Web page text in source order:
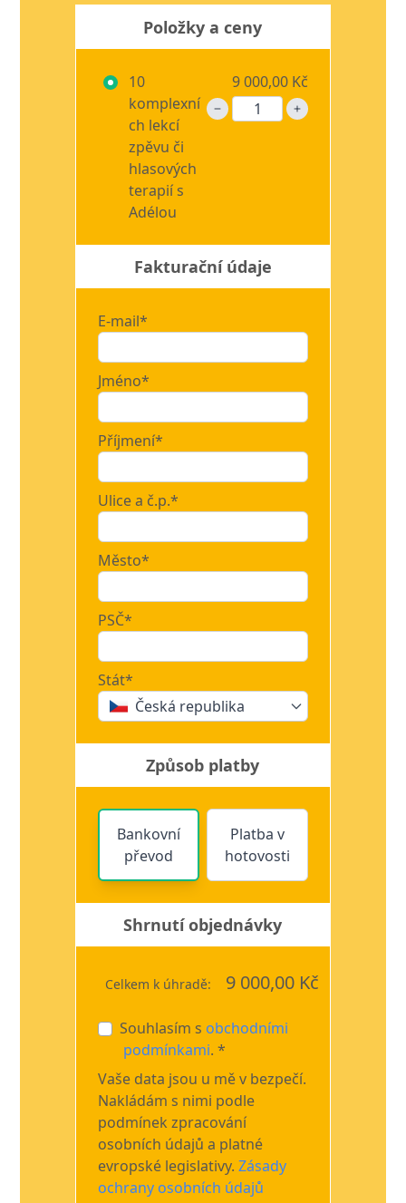
Položky a ceny
10
komplexní
ch lekcí
zpěvu či
hlasových
terapií s
Adélou
9 000,00 Kč
Fakturační údaje
E-mail*
Jméno*
Příjmení*
Ulice a č.p.*
Město*
PSČ*
Stát*
Česká republika
Způsob platby
Bankovní
převod
Platba v
hotovosti
Shrnutí objednávky
Celkem k úhradě: 9 000,00 Kč
Souhlasím s obchodními
podmínkami. *
Vaše data jsou u mě v bezpečí.
Nakládám s nimi podle
podmínek zpracování
osobních údajů a platné
evropské legislativy. Zásady
ochrany osobních údajů